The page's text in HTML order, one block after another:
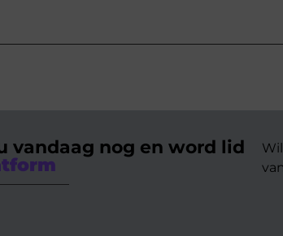
vandaag nog en word lid